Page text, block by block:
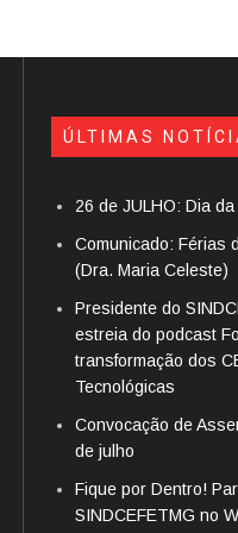
ÚLTIMAS
26 de JULHO: Dia
Comunicado: Férias
(Dra. Maria Celeste)
Presidente do
estreia do podcast
transformação dos
Tecnológicas
Convocação de
de julho
Fique por Dentro!
SINDCEFETMG no